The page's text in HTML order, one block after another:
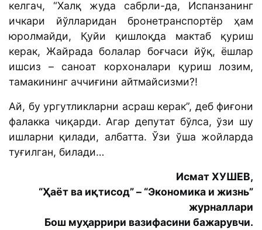
келгач, “Халқ жуда сабрли-да, Испанзанинг
ичкари йўлларидан бронетранспортёр ҳам
юролмайди, Қуйи қишлоқда мактаб қуриш
керак, Жайрада болалар боғчаси йўқ, ёшлар
ишсиз – саноат корхоналари қуриш лозим,
тамакининг аччиғини айтмайсизми?!
Ай, бу ургутликларни асраш керак”, деб фиғони
фалакка чиқарди. Агар депутат бўлса, ўзи шу
ишларни қилади, албатта. Ўзи ўша жойларда
туғилган, билади…
Исмат ХУШЕВ,
“Ҳаёт ва иқтисод” – “Экономика и жизнь”
журналлари
Бош муҳаррири вазифасини бажарувчи.